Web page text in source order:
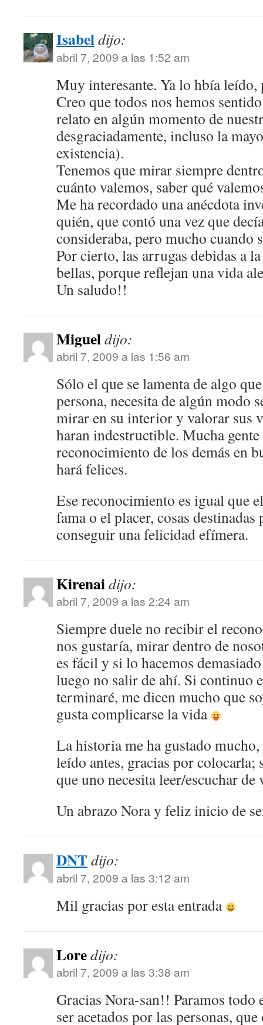
Isabeldijo:
abril 7, 2009 a las 1:52 am
Muy interesante. Ya lo hbía leído,
Creo que todos nos hemos
relato en algún momento de
desgraciadamente, incluso la
existencia).
Tenemos que mirar siempre
cuánto valemos, saber qué
Me ha recordado una anécdota
quién, que contó una vez que
consideraba, pero mucho cuando
Por cierto, las arrugas debidas a
bellas, porque reflejan una vida
Un saludo!!
Migueldijo:
abril 7, 2009 a las 1:56 am
Sólo el que se lamenta de algo
persona, necesita de algún modo
mirar en su interior y valorar sus
haran indestructible. Mucha gente
reconocimiento de los demás en
hará felices.
Ese reconocimiento es igual que
fama o el placer, cosas destinadas
conseguir una felicidad efímera.
Kirenaidijo:
abril 7, 2009 a las 2:24 am
Siempre duele no recibir el
nos gustaría, mirar dentro de
es fácil y si lo hacemos
luego no salir de ahí. Si continuo
terminaré, me dicen mucho que
gusta complicarse la vida
La historia me ha gustado
leído antes, gracias por colocarla;
que uno necesita leer/escuchar de
Un abrazo Nora y feliz inicio de
DNTdijo:
abril 7, 2009 a las 3:12 am
Mil gracias por esta entrada
Loredijo:
abril 7, 2009 a las 3:38 am
Gracias Nora-san!! Paramos todo
ser acetados por las personas,